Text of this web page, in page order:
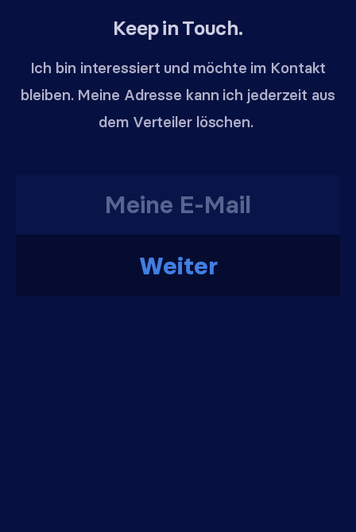
Keep in Touch.
Ich bin interessiert und möchte im Kontakt
bleiben. Meine Adresse kann ich jederzeit aus
dem Verteiler löschen.
Weiter